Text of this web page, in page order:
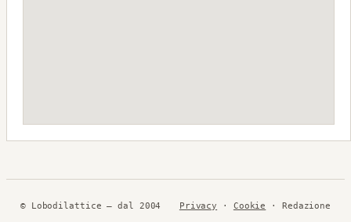
© Lobodilattice — dal 2004 Privacy · Cookie · Redazione